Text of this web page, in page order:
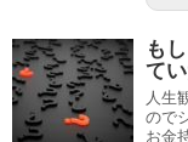
も
て
人生
ので
お金